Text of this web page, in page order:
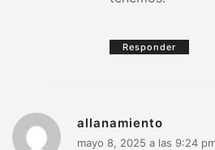
Responder
allanamiento
mayo 8, 2025 a las 9:24